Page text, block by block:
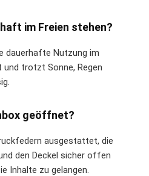
im Freien stehen?
dauerhafte Nutzung im
und trotzt Sonne, Regen
geöffnet?
ausgestattet, die
den Deckel sicher offen
Inhalte zu gelangen.